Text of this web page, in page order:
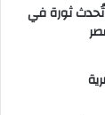
تُحدث ثورة في